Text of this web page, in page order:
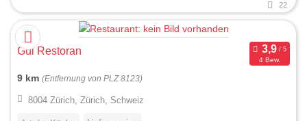
22
Gül Restoran
4 Bew.
9 km (Entfernung von PLZ 8123)
8004 Zürich, Zürich, Schweiz